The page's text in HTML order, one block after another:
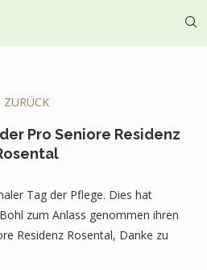
ZURÜCK
Pro Seniore Residenz
Tag der Pflege. Dies hat
zum Anlass genommen ihren
Residenz Rosental, Danke zu